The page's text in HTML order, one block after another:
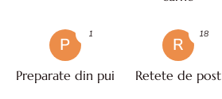
P
Preparate din pui
1
R
Retete de post
18